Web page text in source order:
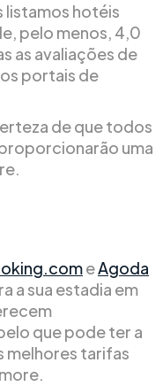
listamos hotéis
pelo menos, 4,0
as avaliações de
portais de
de que todos
uma
eAgoda
a sua estadia em
que pode ter a
melhores tarifas